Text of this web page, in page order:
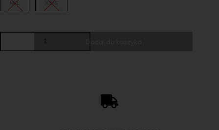
M/L XS/S
ilość
Gina